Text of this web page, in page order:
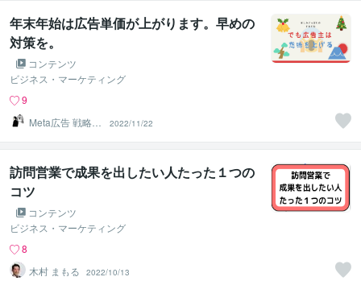
年末年始は広告単価が上がります。早めの
対策を。
コンテンツ
ビジネス・マーケティング
9
Meta広告 戦略マ
ーケター しぃ～
ま
2022/11/22
訪問営業で成果を出したい人たった１つの
コツ
コンテンツ
ビジネス・マーケティング
8
木村 まもる
2022/10/13